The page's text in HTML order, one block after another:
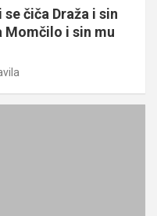
čiča Draža i sin
Momčilo i sin mu